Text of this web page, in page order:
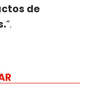
de
”.